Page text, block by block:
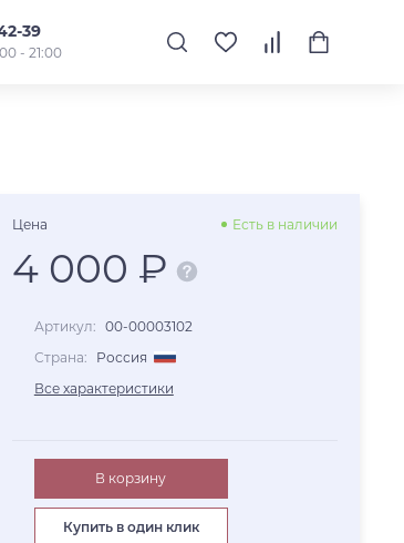
39
- 21:00
Цена Есть в наличии
4 000 ₽
Артикул: 00-00003102
Страна:
Россия
Все характеристики
В корзину
Купить в один клик